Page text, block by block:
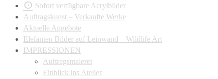
Sofort verfügbare Acrylbilder
Auftragskunst – Verkaufte Werke
Aktuelle Angebote
Elefanten Bilder auf Leinwand – Wildlife Art
IMPRESSIONEN
Auftragsmalerei
Einblick ins Atelier